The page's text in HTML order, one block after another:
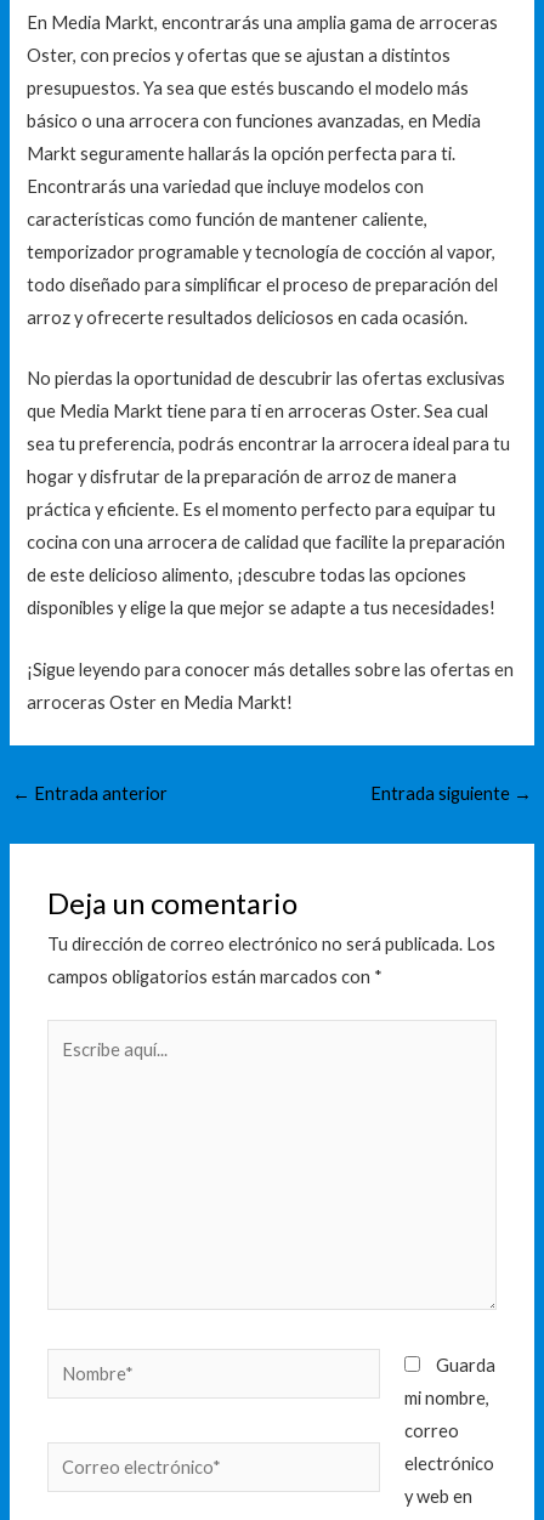
En Media Markt, encontrarás una amplia gama de arroceras
Oster, con precios y ofertas que se ajustan a distintos
presupuestos. Ya sea que estés buscando el modelo más
básico o una arrocera con funciones avanzadas, en Media
Markt seguramente hallarás la opción perfecta para ti.
Encontrarás una variedad que incluye modelos con
características como función de mantener caliente,
temporizador programable y tecnología de cocción al vapor,
todo diseñado para simplificar el proceso de preparación del
arroz y ofrecerte resultados deliciosos en cada ocasión.
No pierdas la oportunidad de descubrir las ofertas exclusivas
que Media Markt tiene para ti en arroceras Oster. Sea cual
sea tu preferencia, podrás encontrar la arrocera ideal para tu
hogar y disfrutar de la preparación de arroz de manera
práctica y eficiente. Es el momento perfecto para equipar tu
cocina con una arrocera de calidad que facilite la preparación
de este delicioso alimento, ¡descubre todas las opciones
disponibles y elige la que mejor se adapte a tus necesidades!
¡Sigue leyendo para conocer más detalles sobre las ofertas en
arroceras Oster en Media Markt!
← Entrada anterior Entrada siguiente →
Deja un comentario
Tu dirección de correo electrónico no será publicada. Los
campos obligatorios están marcados con *
Nombre*
Correo
electrónico*
Guarda
mi nombre,
correo
electrónico
y web en